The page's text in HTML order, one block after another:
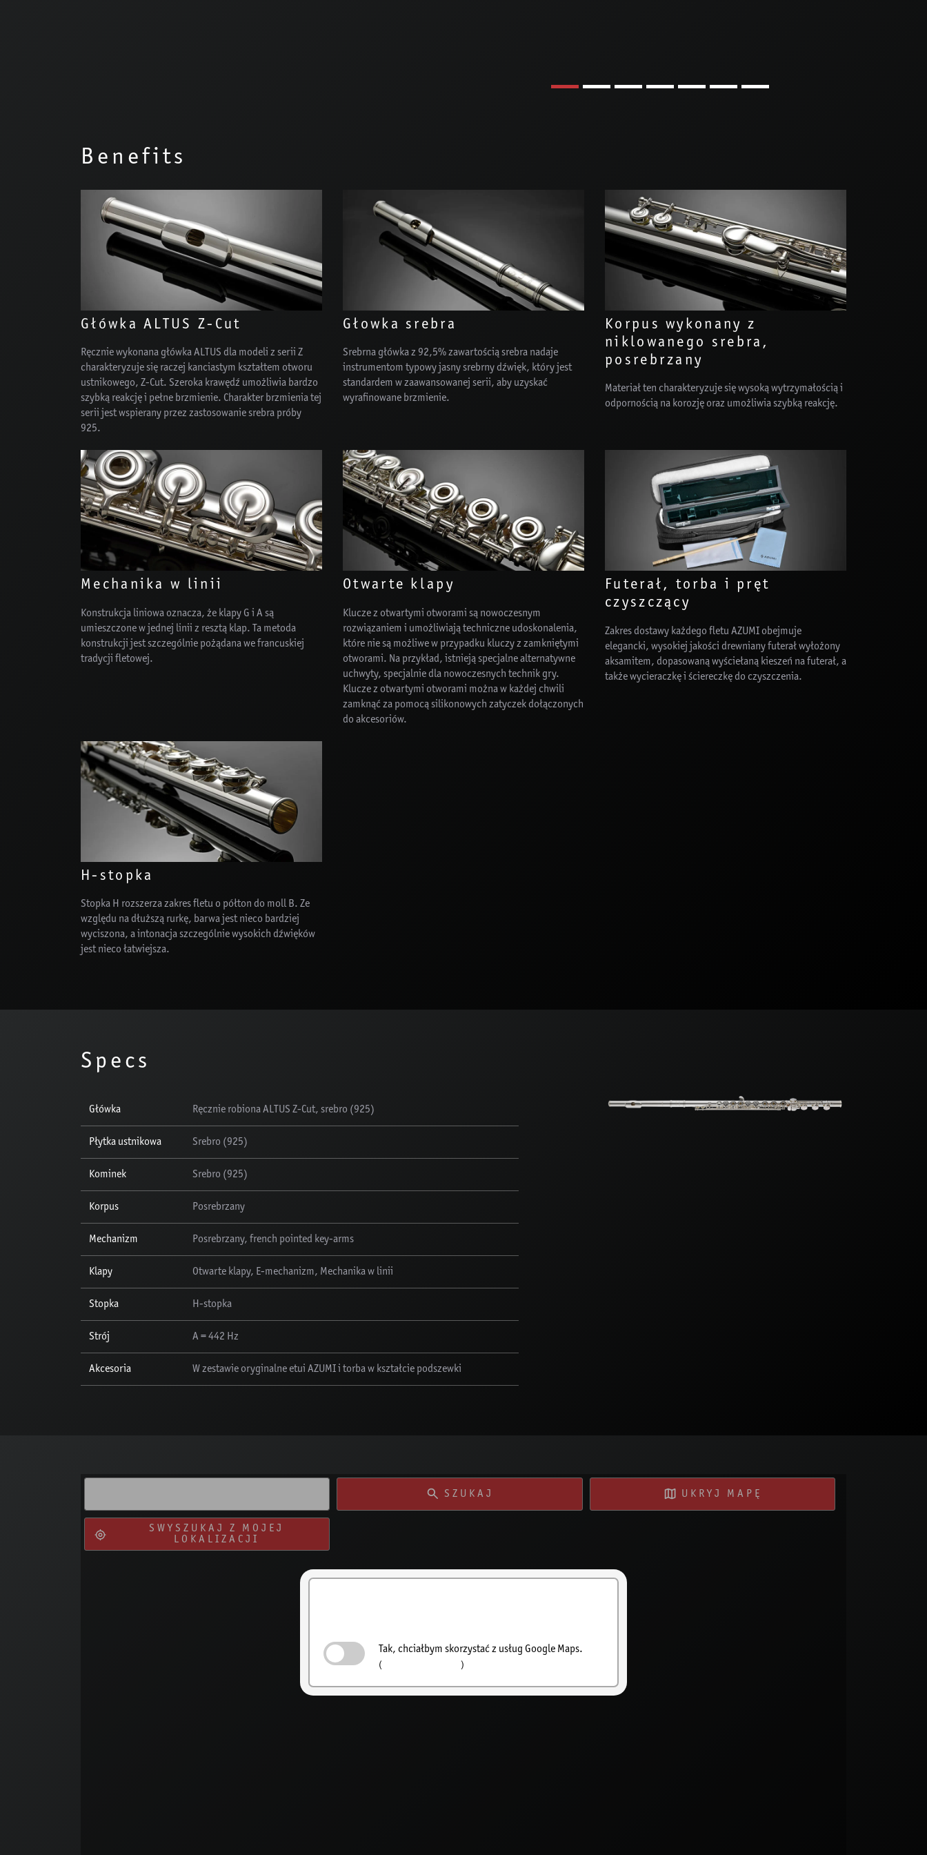
Benefits
Główka ALTUS Z-Cut
Ręcznie wykonana główka ALTUS dla modeli z serii Z
charakteryzuje się raczej kanciastym kształtem otworu
ustnikowego, Z-Cut. Szeroka krawędź umożliwia bardzo
szybką reakcję i pełne brzmienie. Charakter brzmienia tej
serii jest wspierany przez zastosowanie srebra próby
925.
Głowka srebra
Srebrna główka z 92,5% zawartością srebra nadaje
instrumentom typowy jasny srebrny dźwięk, który jest
standardem w zaawansowanej serii, aby uzyskać
wyrafinowane brzmienie.
Korpus wykonany z
niklowanego srebra,
posrebrzany
Materiał ten charakteryzuje się wysoką wytrzymałością i
odpornością na korozję oraz umożliwia szybką reakcję.
Mechanika w linii
Konstrukcja liniowa oznacza, że klapy G i A są
umieszczone w jednej linii z resztą klap. Ta metoda
konstrukcji jest szczególnie pożądana we francuskiej
tradycji fletowej.
Otwarte klapy
Klucze z otwartymi otworami są nowoczesnym
rozwiązaniem i umożliwiają techniczne udoskonalenia,
które nie są możliwe w przypadku kluczy z zamkniętymi
otworami. Na przykład, istnieją specjalne alternatywne
uchwyty, specjalnie dla nowoczesnych technik gry.
Klucze z otwartymi otworami można w każdej chwili
zamknąć za pomocą silikonowych zatyczek dołączonych
do akcesoriów.
Futerał, torba i pręt
czyszczący
Zakres dostawy każdego fletu AZUMI obejmuje
elegancki, wysokiej jakości drewniany futerał wyłożony
aksamitem, dopasowaną wyściełaną kieszeń na futerał, a
także wycieraczkę i ściereczkę do czyszczenia.
H-stopka
Stopka H rozszerza zakres fletu o półton do moll B. Ze
względu na dłuższą rurkę, barwa jest nieco bardziej
wyciszona, a intonacja szczególnie wysokich dźwięków
jest nieco łatwiejsza.
Specs
Główka Ręcznie robiona ALTUS Z-Cut, srebro (925)
Płytka ustnikowa Srebro (925)
Kominek Srebro (925)
Korpus Posrebrzany
Mechanizm Posrebrzany, french pointed key-arms
Klapy Otwarte klapy, E-mechanizm, Mechanika w linii
Stopka H-stopka
Strój A = 442 Hz
Akcesoria W zestawie oryginalne etui AZUMI i torba w kształcie podszewki
Tak, chciałbym skorzystać z usług Google Maps.
( )
SZUKAJ UKRYJ MAPĘ
SWYSZUKAJ Z MOJEJ
LOKALIZACJI